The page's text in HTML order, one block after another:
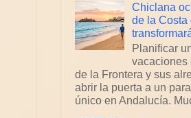
Chiclana
de la Costa
Planificar
vacaciones
de la Frontera y sus
abrir la puerta a un
único en Andalucía.